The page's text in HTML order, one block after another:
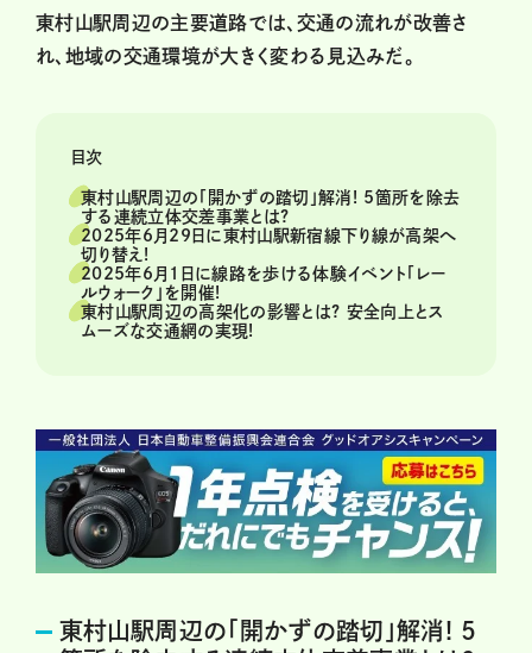
東村山駅周辺の主要道路では、交通の流れが改善さ
れ、地域の交通環境が大きく変わる見込みだ。
目次
東村山駅周辺の「開かずの踏切」解消! 5箇所を除去
する連続立体交差事業とは?
2025年6月29日に東村山駅新宿線下り線が高架へ
切り替え!
2025年6月1日に線路を歩ける体験イベント「レー
ルウォーク」を開催!
東村山駅周辺の高架化の影響とは? 安全向上とス
ムーズな交通網の実現!
東村山駅周辺の「開かずの踏切」解消! 5